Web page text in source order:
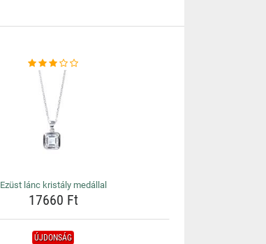
Ezüst lánc kristály medállal
17660 Ft
ÚJDONSÁG